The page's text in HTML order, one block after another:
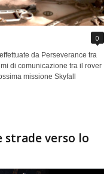
0
da Perseverance tra
di comunicazione tra il rover
missione Skyfall
strade verso lo